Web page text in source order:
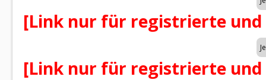
[Link nur für registrierte
[Link nur für registrierte